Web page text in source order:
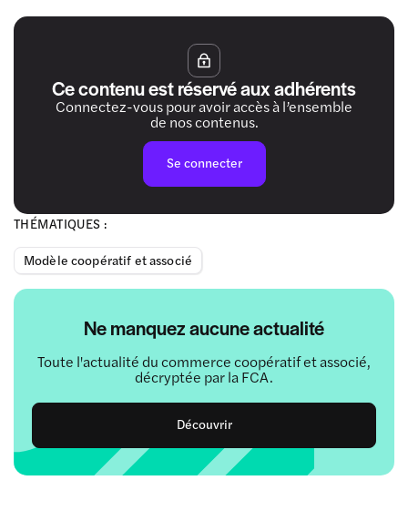
THÉMATIQUES :
Modèle coopératif et associé
Ne manquez aucune actualité
Toute l'actualité du commerce coopératif et associé,
décryptée par la FCA.
Découvrir
Ce contenu est réservé aux adhérents
Connectez-vous pour avoir accès à l’ensemble
de nos contenus.
Se connecter